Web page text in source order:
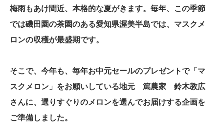
梅雨もあけ間近、本格的な夏がきます。毎年、この季節
では磯田園の茶園のある愛知県渥美半島では、マスクメ
ロンの収穫が最盛期です。
そこで、今年も、毎年お中元セールのプレゼントで「マ
スクメロン」をお願いしている地元 篤農家 鈴木教広
さんに、選りすぐりのメロンを選んでお届けする企画を
ご準備しました。